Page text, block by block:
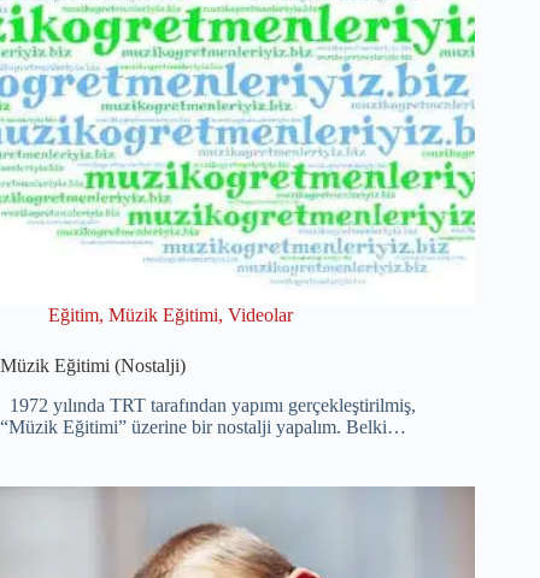
Eğitim, Müzik Eğitimi, Videolar
Müzik Eğitimi (Nostalji)
1972 yılında TRT tarafından yapımı gerçekleştirilmiş,
“Müzik Eğitimi” üzerine bir nostalji yapalım. Belki…